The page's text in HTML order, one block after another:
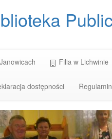
Filia w Lichwinie
dostępności